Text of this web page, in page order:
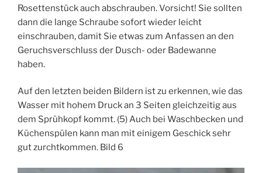
Rosettenstück auch abschrauben. Vorsicht! Sie sollten
dann die lange Schraube sofort wieder leicht
einschrauben, damit Sie etwas zum Anfassen an den
Geruchsverschluss der Dusch- oder Badewanne
haben.
Auf den letzten beiden Bildern ist zu erkennen, wie das
Wasser mit hohem Druck an 3 Seiten gleichzeitig aus
dem Sprühkopf kommt. (5) Auch bei Waschbecken und
Küchenspülen kann man mit einigem Geschick sehr
gut zurchtkommen. Bild 6